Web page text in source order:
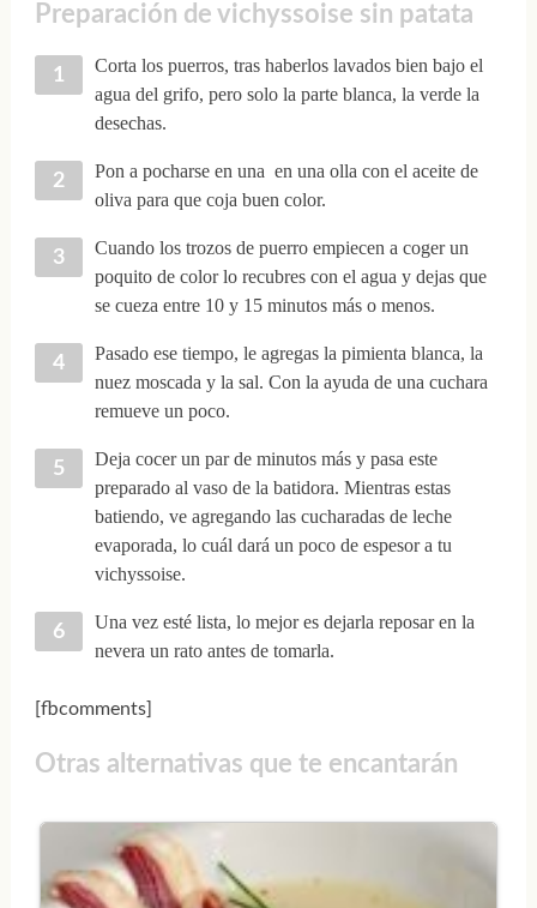
Preparación de vichyssoise sin patata
Corta los puerros, tras haberlos lavados bien bajo el
agua del grifo, pero solo la parte blanca, la verde la
desechas.
Pon a pocharse en una en una olla con el aceite de
oliva para que coja buen color.
Cuando los trozos de puerro empiecen a coger un
poquito de color lo recubres con el agua y dejas que
se cueza entre 10 y 15 minutos más o menos.
Pasado ese tiempo, le agregas la pimienta blanca, la
nuez moscada y la sal. Con la ayuda de una cuchara
remueve un poco.
Deja cocer un par de minutos más y pasa este
preparado al vaso de la batidora. Mientras estas
batiendo, ve agregando las cucharadas de leche
evaporada, lo cuál dará un poco de espesor a tu
vichyssoise.
Una vez esté lista, lo mejor es dejarla reposar en la
nevera un rato antes de tomarla.
[fbcomments]
Otras alternativas que te encantarán